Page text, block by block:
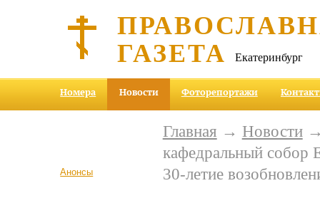
ГАЗЕТА Екатеринбург
Номера Новости Фоторепортажи
Анонсы
Главная → Новости→
кафедральный собор
30-летие